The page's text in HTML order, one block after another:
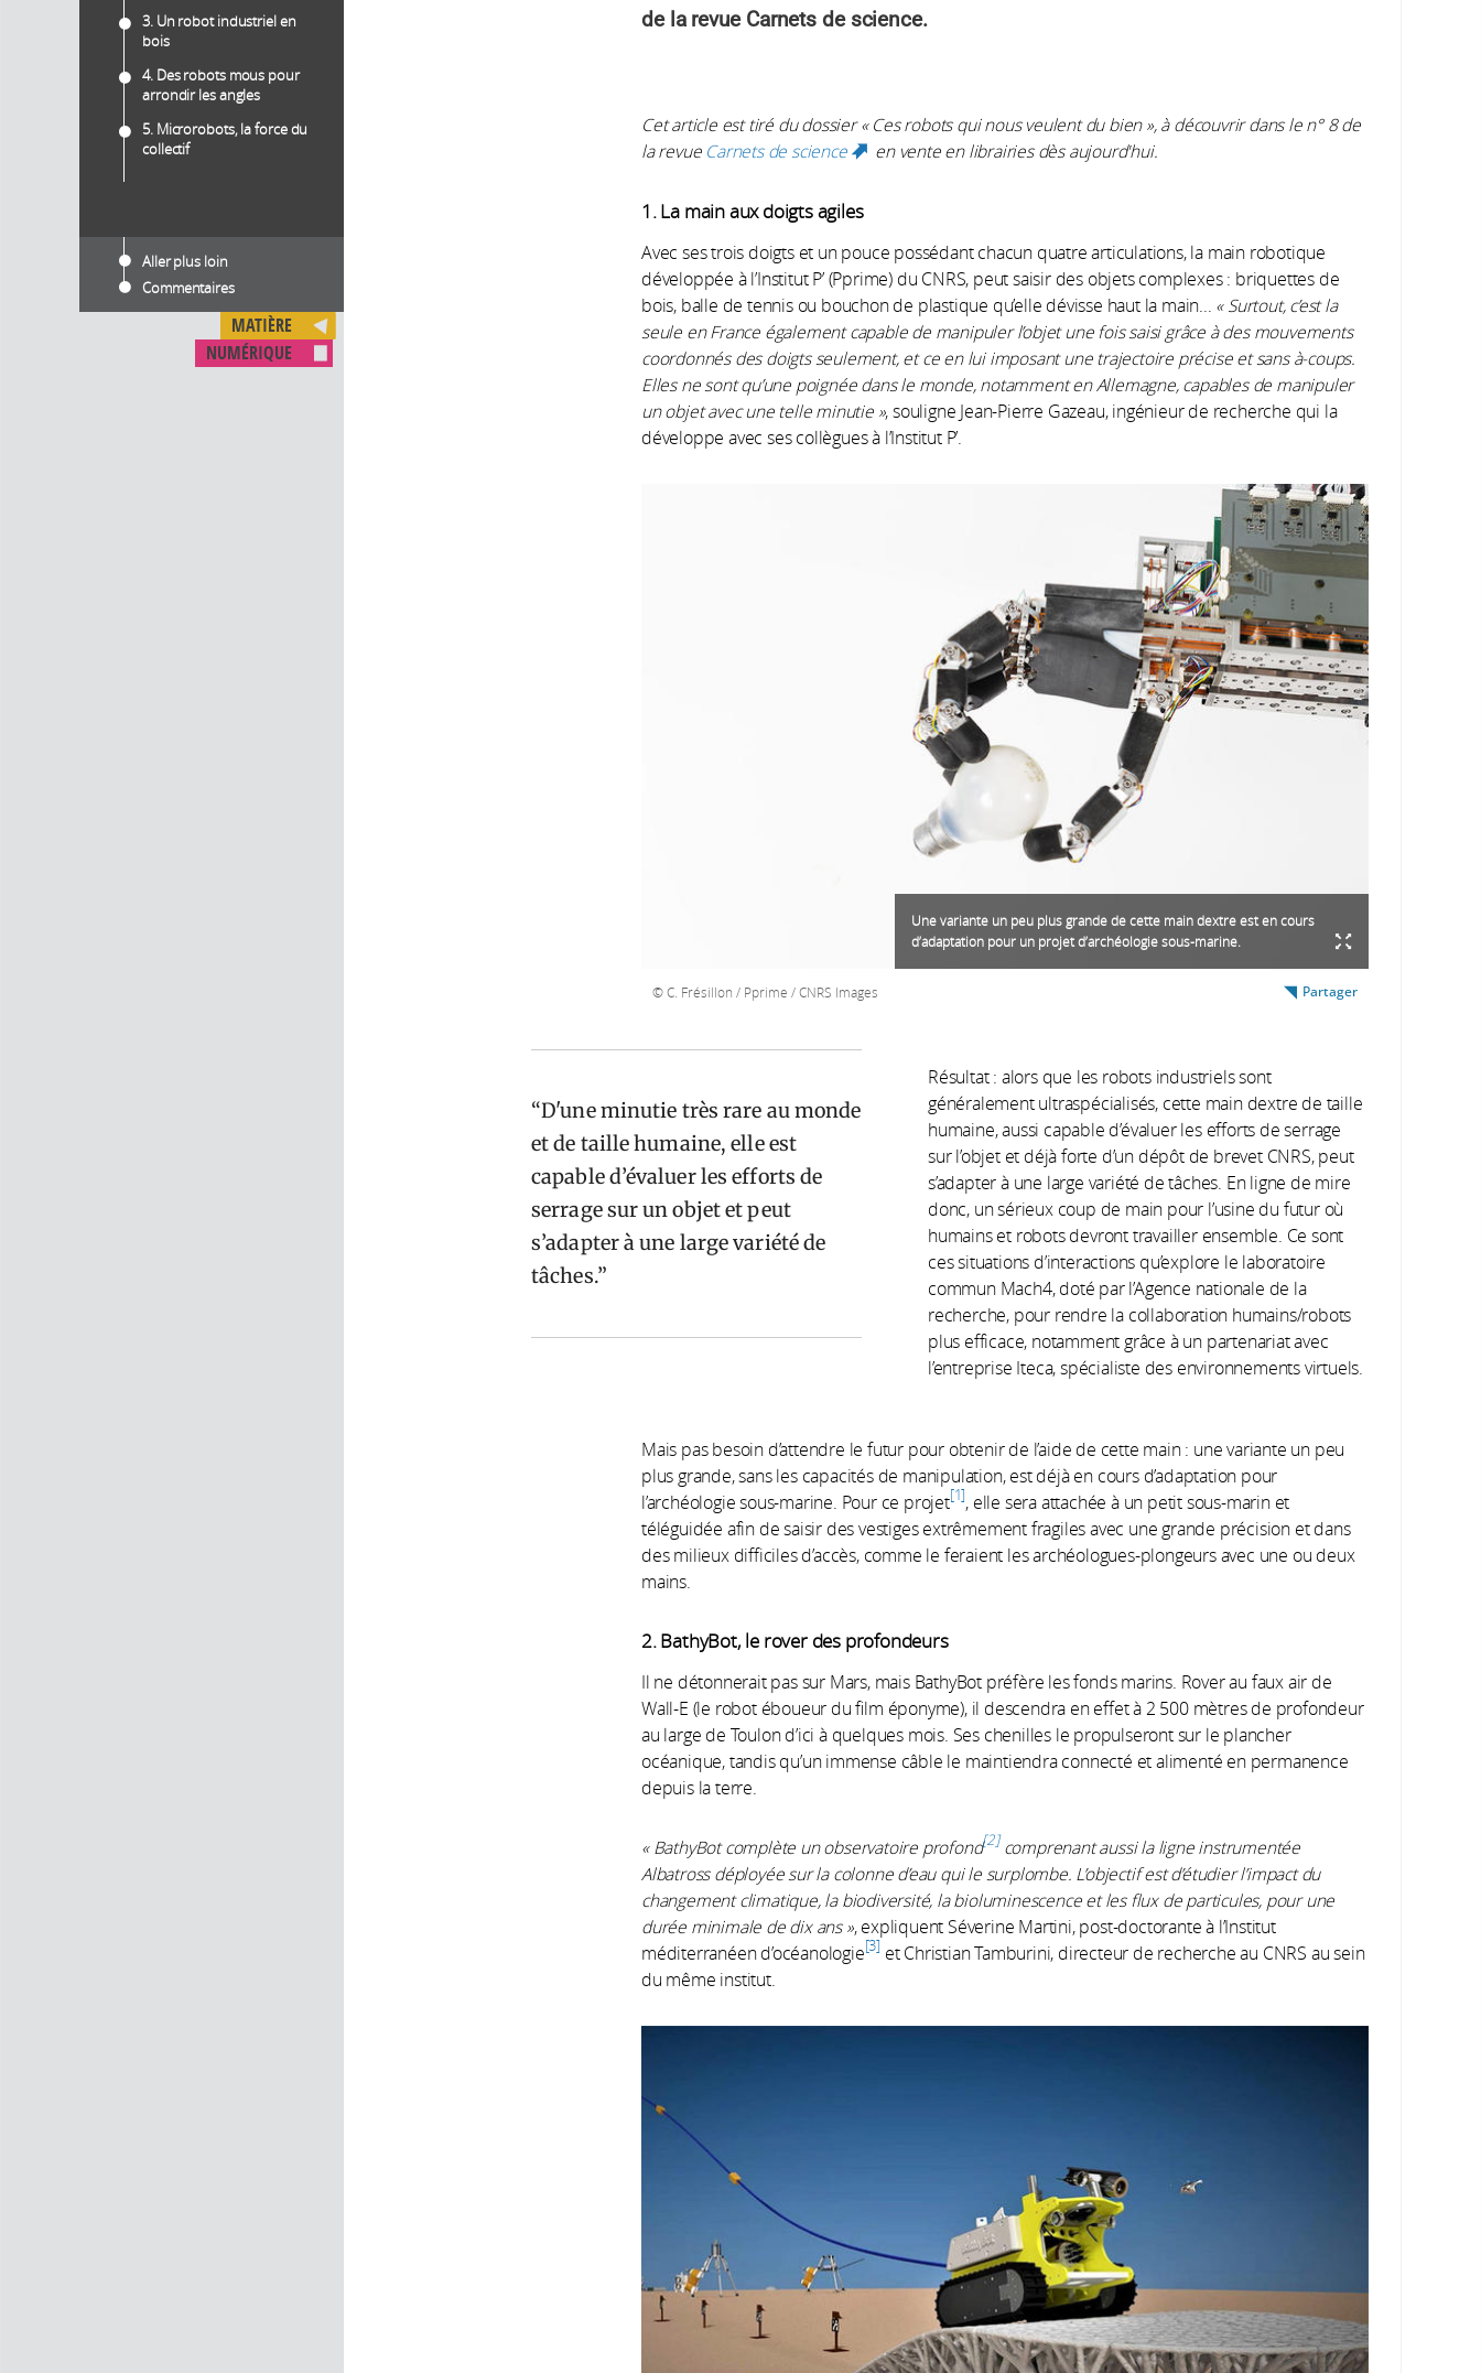
3. Un robot industriel en
bois
4. Des robots mous pour
arrondir les angles
5. Microrobots, la force du
collectif
Aller plus loin
Commentaires
MATIÈRE
NUMÉRIQUE
de la revue Carnets de science.
Cet article est tiré du dossier « Ces robots qui nous veulent du bien », à découvrir dans le n° 8 de
la revue Carnets de science (link is external)
en vente en librairies dès aujourd'hui.
1. La main aux doigts agiles
Avec ses trois doigts et un pouce possédant chacun quatre articulations, la main robotique
développée à l’Institut P’ (Pprime) du CNRS, peut saisir des objets complexes : briquettes de
bois, balle de tennis ou bouchon de plastique qu’elle dévisse haut la main... « Surtout, c’est la
seule en France également capable de manipuler l’objet une fois saisi grâce à des mouvements
coordonnés des doigts seulement, et ce en lui imposant une trajectoire précise et sans à-coups.
Elles ne sont qu’une poignée dans le monde, notamment en Allemagne, capables de manipuler
un objet avec une telle minutie », souligne Jean-Pierre Gazeau, ingénieur de recherche qui la
développe avec ses collègues à l’Institut P’.
Une variante un peu plus grande de cette main dextre est en cours
d’adaptation pour un projet d’archéologie sous-marine.
C. Frésillon / Pprime / CNRS Images Partager
D'une minutie très rare au monde
et de taille humaine, elle est
capable d’évaluer les efforts de
serrage sur un objet et peut
s’adapter à une large variété de
tâches.
Résultat : alors que les robots industriels sont
généralement ultraspécialisés, cette main dextre de taille
humaine, aussi capable d’évaluer les efforts de serrage
sur l’objet et déjà forte d’un dépôt de brevet CNRS, peut
s’adapter à une large variété de tâches. En ligne de mire
donc, un sérieux coup de main pour l’usine du futur où
humains et robots devront travailler ensemble. Ce sont
ces situations d’interactions qu’explore le laboratoire
commun Mach4, doté par l’Agence nationale de la
recherche, pour rendre la collaboration humains/robots
plus efficace, notamment grâce à un partenariat avec
l’entreprise Iteca, spécialiste des environnements virtuels.
Mais pas besoin d’attendre le futur pour obtenir de l’aide de cette main : une variante un peu
plus grande, sans les capacités de manipulation, est déjà en cours d’adaptation pour
l’archéologie sous-marine. Pour ce projet 1 , elle sera attachée à un petit sous-marin et
téléguidée afin de saisir des vestiges extrêmement fragiles avec une grande précision et dans
des milieux difficiles d’accès, comme le feraient les archéologues-plongeurs avec une ou deux
mains.
2. BathyBot, le rover des profondeurs
Il ne détonnerait pas sur Mars, mais BathyBot préfère les fonds marins. Rover au faux air de
Wall-E (le robot éboueur du ﬁlm éponyme), il descendra en effet à 2 500 mètres de profondeur
au large de Toulon d’ici à quelques mois. Ses chenilles le propulseront sur le plancher
océanique, tandis qu’un immense câble le maintiendra connecté et alimenté en permanence
depuis la terre.
« BathyBot complète un observatoire profond 2 comprenant aussi la ligne instrumentée
Albatross déployée sur la colonne d’eau qui le surplombe. L’objectif est d’étudier l’impact du
changement climatique, la biodiversité, la bioluminescence et les flux de particules, pour une
durée minimale de dix ans », expliquent Séverine Martini, post-doctorante à l’Institut
méditerranéen d’océanologie 3 et Christian Tamburini, directeur de recherche au CNRS au sein
du même institut.